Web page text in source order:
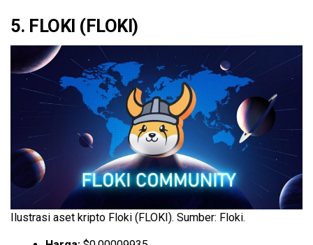
5. FLOKI (FLOKI)
Ilustrasi aset kripto Floki (FLOKI). Sumber: Floki.